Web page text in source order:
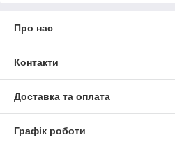
Про нас
Контакти
Доставка та оплата
Графік роботи